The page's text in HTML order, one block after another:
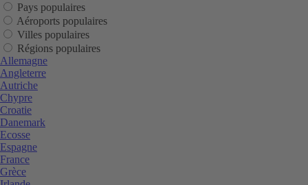
Pays populaires
Aéroports populaires
Villes populaires
Régions populaires
Allemagne
Angleterre
Autriche
Chypre
Croatie
Danemark
Ecosse
Espagne
France
Grèce